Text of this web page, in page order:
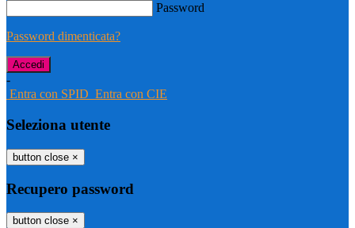
Password
Password dimenticata?
-
Entra con SPID Entra con CIE
Seleziona utente
button close ×
Recupero password
button close ×